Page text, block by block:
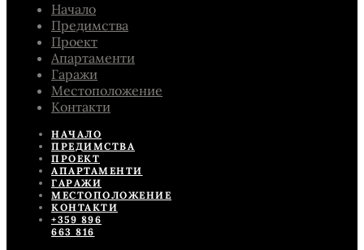
Начало
Предимства
Проект
Апартаменти
Гаражи
Местоположение
Контакти
НАЧАЛО
ПРЕДИМСТВА
ПРОЕКТ
АПАРТАМЕНТИ
ГАРАЖИ
МЕСТОПОЛОЖЕНИЕ
КОНТАКТИ
+359 896
663 816